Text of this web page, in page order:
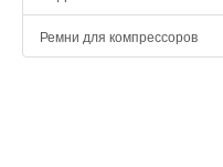
Ремни для компрессоров